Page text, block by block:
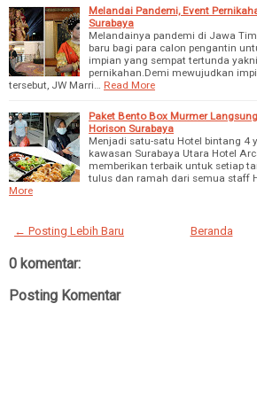
Melandai Pandemi, Event
Surabaya
Melandainya pandemi di Jawa
baru bagi para calon pengantin
impian yang sempat tertunda
pernikahan.Demi mewujudkan
tersebut, JW Marri… Read More
Paket Bento Box Murmer
Horison Surabaya
Menjadi satu-satu Hotel bintang 4
kawasan Surabaya Utara Hotel
memberikan terbaik untuk setiap
tulus dan ramah dari semua staff
More
← Posting Lebih Baru Beranda
0 komentar:
Posting Komentar